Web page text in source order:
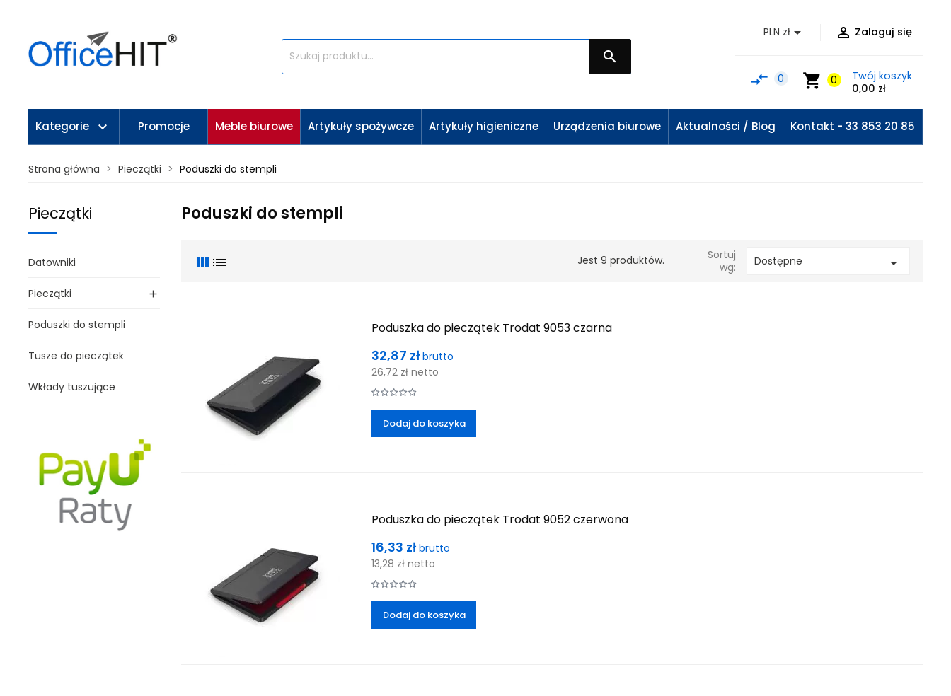

 Zaloguj się
PLN zł
shopping_cart 0
Twój koszyk
0,00 zł
compare_arrows 0
Kategorie keyboard_arrow_down Promocje Meble biurowe Artykuły spożywcze Artykuły higieniczne Urządzenia biurowe Aktualności / Blog Kontakt - 33 853 20 85
Strona główna Pieczątki Poduszki do stempli
Pieczątki
Datowniki
Pieczątki 
Poduszki do stempli
Tusze do pieczątek
Wkłady tuszujące
Poduszki do stempli
view_module list Jest 9 produktów.
Sortuj
wg:
Dostępne 
Poduszka do pieczątek Trodat 9053 czarna
Cena
32,87 złbrutto
26,72 zł netto
Dodaj do koszyka
Poduszka do pieczątek Trodat 9052 czerwona
Cena
16,33 złbrutto
13,28 zł netto
Dodaj do koszyka